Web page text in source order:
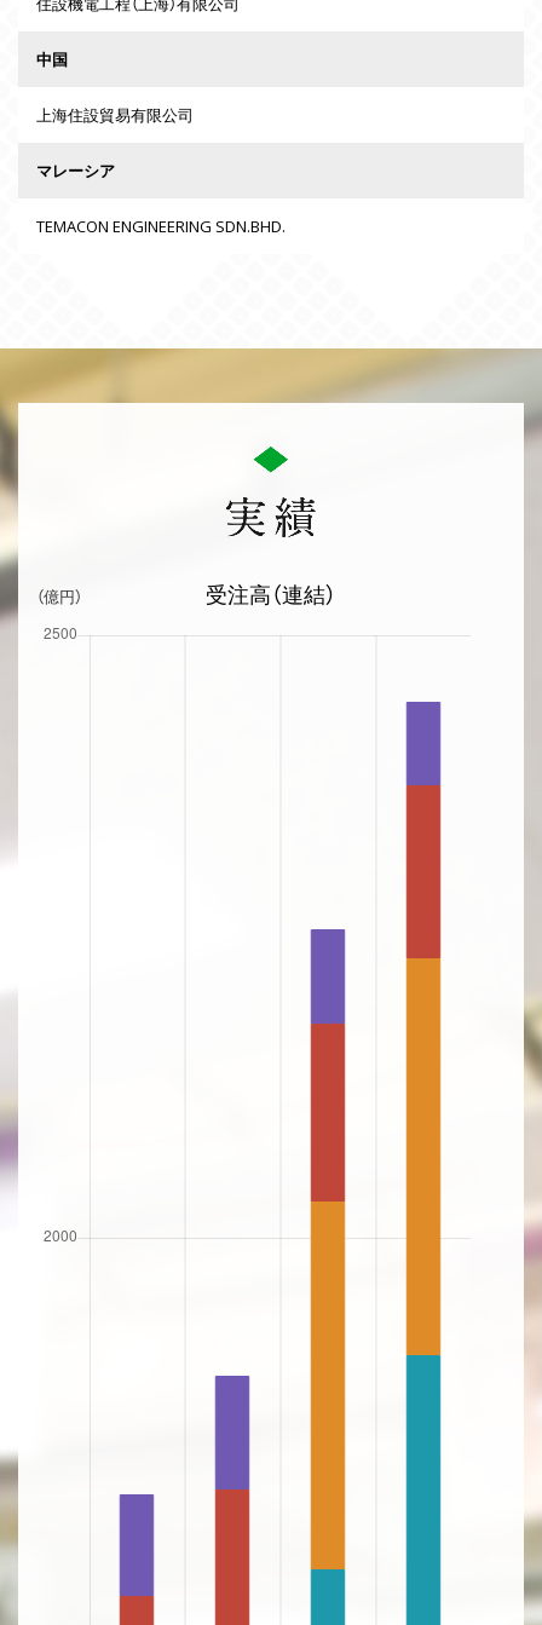
中国
上海住設貿易有限公司
マレーシア
TEMACON ENGINEERING SDN.BHD.
（億円） 受注高（連結）